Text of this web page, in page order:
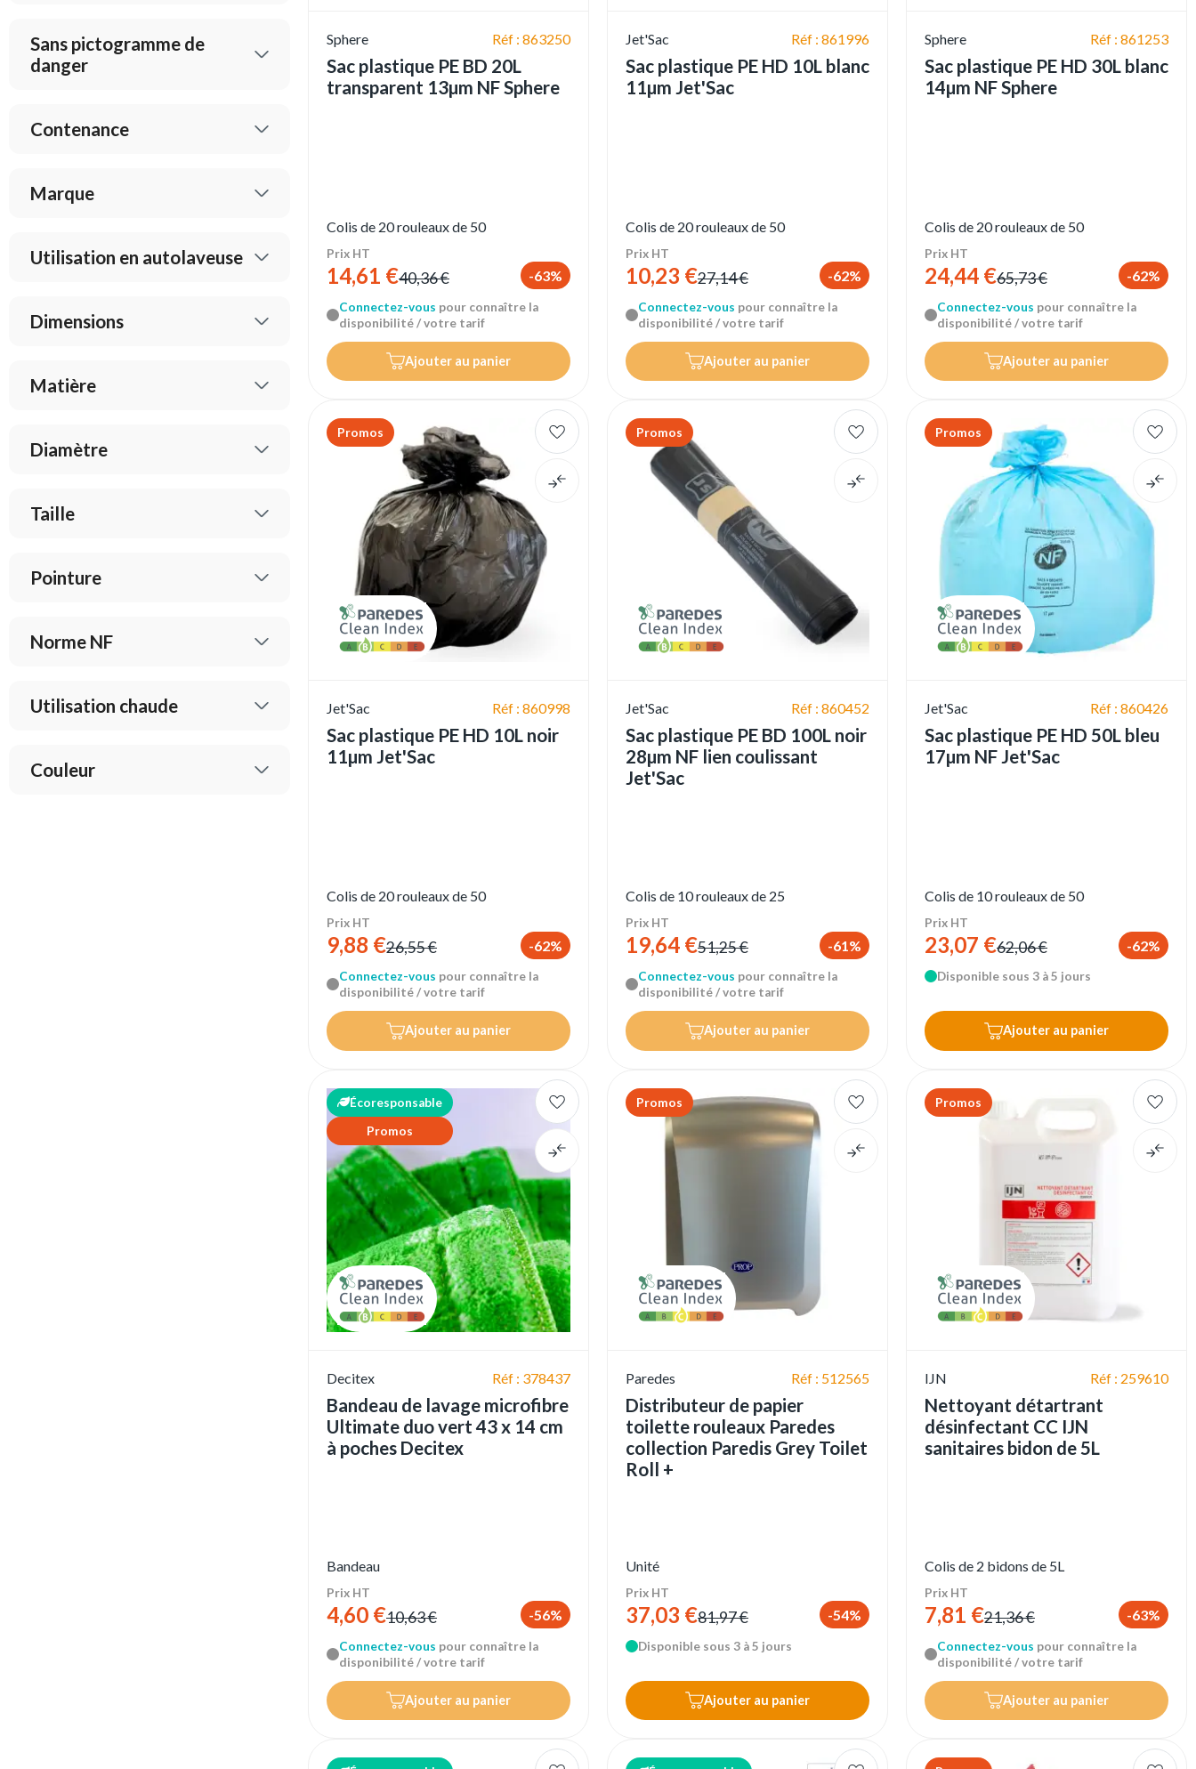
Sans pictogramme de
danger
Contenance
Marque
Utilisation en autolaveuse
Dimensions
Matière
Diamètre
Taille
Pointure
Norme NF
Utilisation chaude
Couleur
Sphere Réf : 863250
Sac plastique PE BD 20L
transparent 13µm NF Sphere
Colis de 20 rouleaux de 50
Prix HT
14,61 €40,36 € -63%
Connectez-vous pour connaître la
disponibilité / votre tarif
Ajouter au panier
Jet'Sac Réf : 861996
Sac plastique PE HD 10L blanc
11µm Jet'Sac
Colis de 20 rouleaux de 50
Prix HT
10,23 €27,14 € -62%
Connectez-vous pour connaître la
disponibilité / votre tarif
Ajouter au panier
Sphere Réf : 861253
Sac plastique PE HD 30L blanc
14µm NF Sphere
Colis de 20 rouleaux de 50
Prix HT
24,44 €65,73 € -62%
Connectez-vous pour connaître la
disponibilité / votre tarif
Ajouter au panier
Promos
Jet'Sac Réf : 860998
Sac plastique PE HD 10L noir
11µm Jet'Sac
Colis de 20 rouleaux de 50
Prix HT
9,88 €26,55 € -62%
Connectez-vous pour connaître la
disponibilité / votre tarif
Ajouter au panier
Promos
Jet'Sac Réf : 860452
Sac plastique PE BD 100L noir
28µm NF lien coulissant
Jet'Sac
Colis de 10 rouleaux de 25
Prix HT
19,64 €51,25 € -61%
Connectez-vous pour connaître la
disponibilité / votre tarif
Ajouter au panier
Promos
Jet'Sac Réf : 860426
Sac plastique PE HD 50L bleu
17µm NF Jet'Sac
Colis de 10 rouleaux de 50
Prix HT
23,07 €62,06 € -62%
Disponible sous 3 à 5 jours
Ajouter au panier
Écoresponsable
Promos
Decitex Réf : 378437
Bandeau de lavage microfibre
Ultimate duo vert 43 x 14 cm
à poches Decitex
Bandeau
Prix HT
4,60 €10,63 € -56%
Connectez-vous pour connaître la
disponibilité / votre tarif
Ajouter au panier
Promos
Paredes Réf : 512565
Distributeur de papier
toilette rouleaux Paredes
collection Paredis Grey Toilet
Roll +
Unité
Prix HT
37,03 €81,97 € -54%
Disponible sous 3 à 5 jours
Ajouter au panier
Promos
IJN Réf : 259610
Nettoyant détartrant
désinfectant CC IJN
sanitaires bidon de 5L
Colis de 2 bidons de 5L
Prix HT
7,81 €21,36 € -63%
Connectez-vous pour connaître la
disponibilité / votre tarif
Ajouter au panier